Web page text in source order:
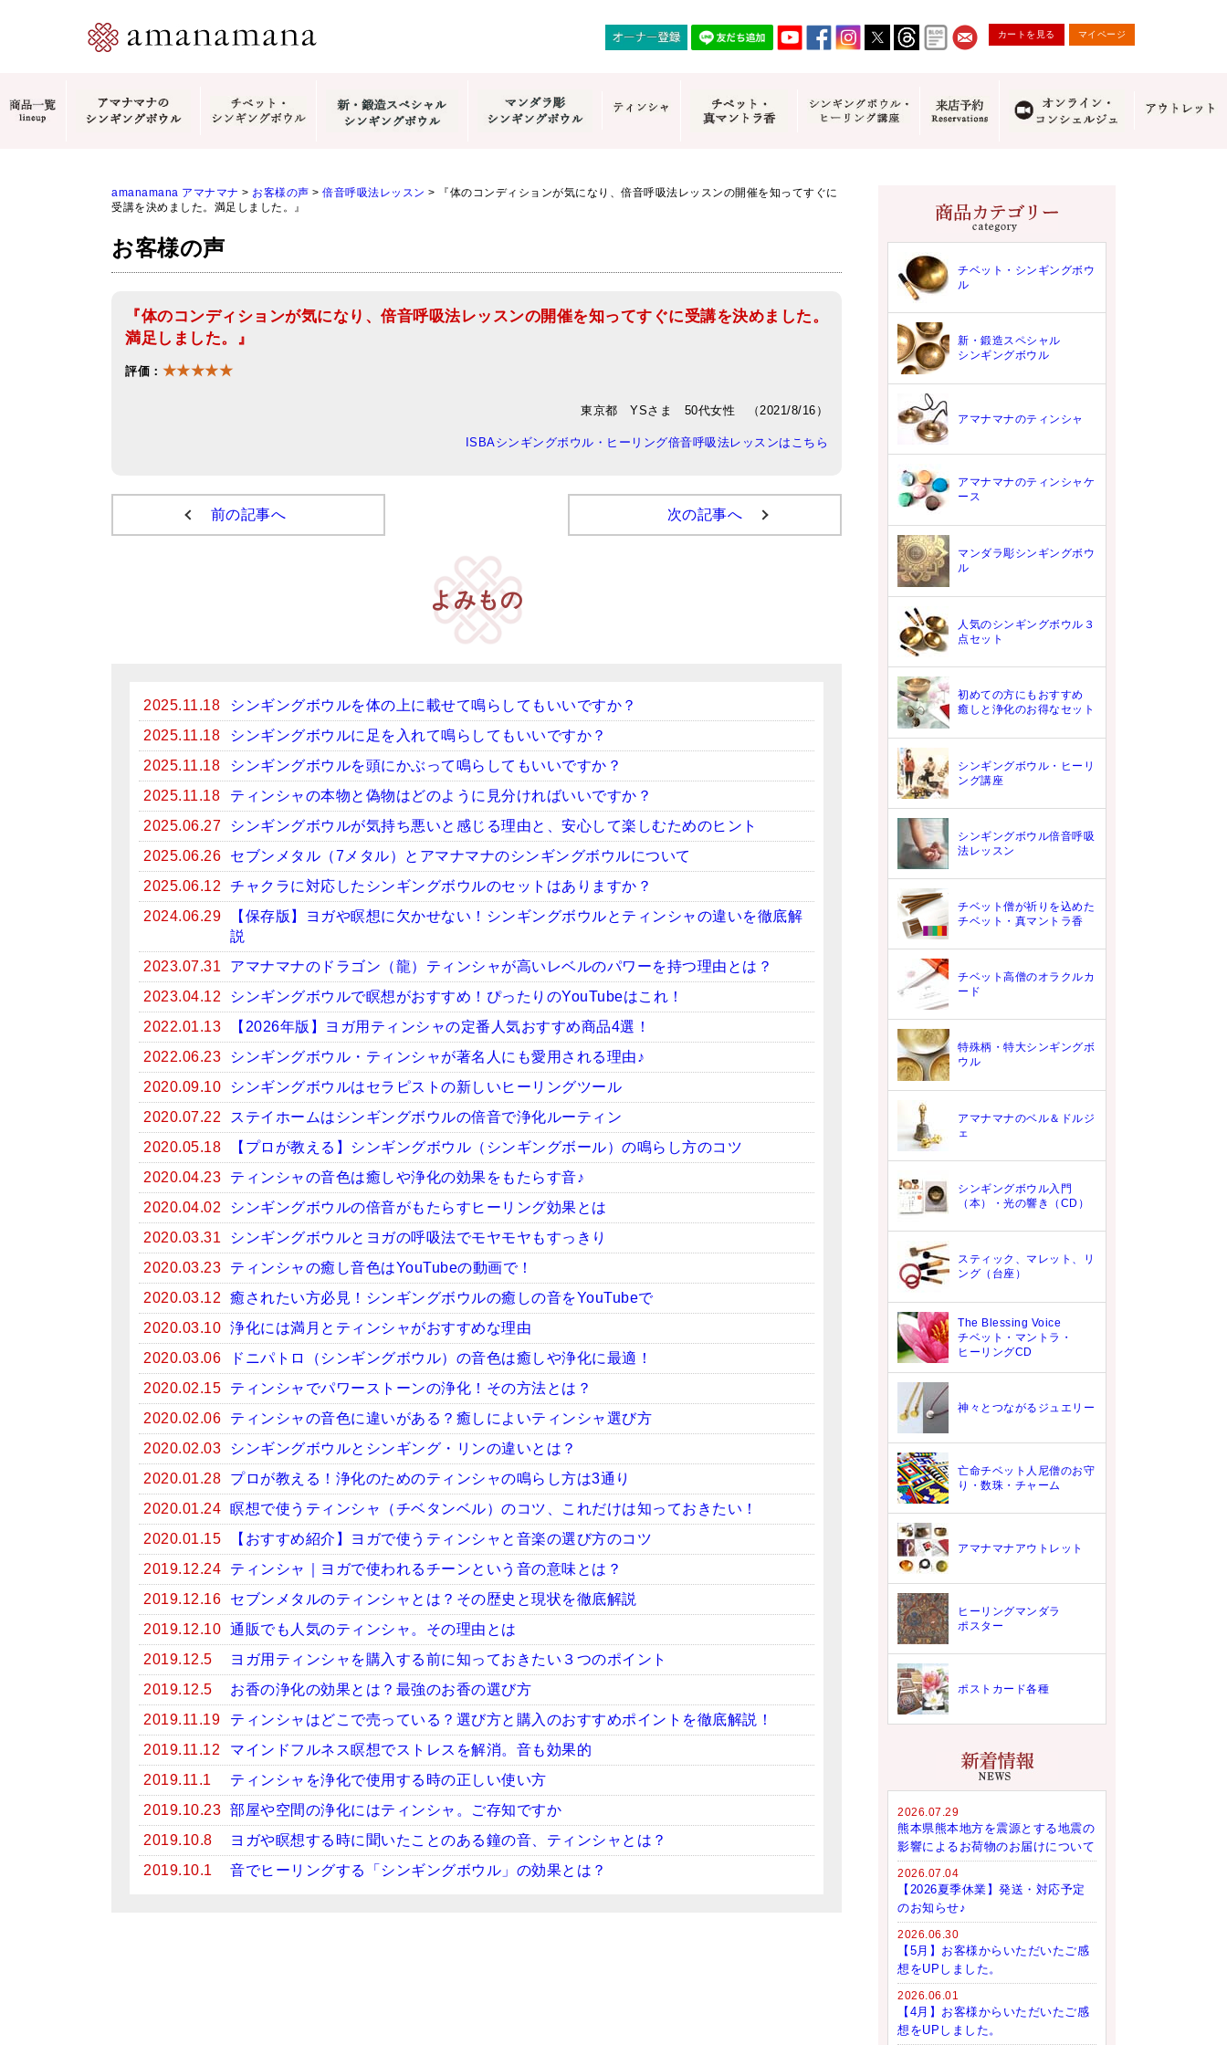
カートを見る マイページ
amanamana アマナマナ > お客様の声 > 倍音呼吸法レッスン >
『体のコンディションが気になり、倍音呼吸法レッスンの開催を知ってすぐに
受講を決めました。満足しました。』
お客様の声
『体のコンディションが気になり、倍音呼吸法レッスンの開催を知ってすぐに受講を決めました。
満足しました。』
評価： ★★★★★
東京都 YSさま 50代女性 （2021/8/16）
ISBAシンギングボウル・ヒーリング倍音呼吸法レッスンはこちら
前の記事へ 次の記事へ
よみもの
2025.11.18
シンギングボウルを体の上に載せて鳴らしてもいいですか？
2025.11.18
シンギングボウルに足を入れて鳴らしてもいいですか？
2025.11.18
シンギングボウルを頭にかぶって鳴らしてもいいですか？
2025.11.18
ティンシャの本物と偽物はどのように見分ければいいですか？
2025.06.27
シンギングボウルが気持ち悪いと感じる理由と、安心して楽しむためのヒント
2025.06.26
セブンメタル（7メタル）とアマナマナのシンギングボウルについて
2025.06.12
チャクラに対応したシンギングボウルのセットはありますか？
2024.06.29
【保存版】ヨガや瞑想に欠かせない！シンギングボウルとティンシャの違いを徹底解
説
2023.07.31
アマナマナのドラゴン（龍）ティンシャが高いレベルのパワーを持つ理由とは？
2023.04.12
シンギングボウルで瞑想がおすすめ！ぴったりのYouTubeはこれ！
2022.01.13
【2026年版】ヨガ用ティンシャの定番人気おすすめ商品4選！
2022.06.23
シンギングボウル・ティンシャが著名人にも愛用される理由♪
2020.09.10
シンギングボウルはセラピストの新しいヒーリングツール
2020.07.22
ステイホームはシンギングボウルの倍音で浄化ルーティン
2020.05.18
【プロが教える】シンギングボウル（シンギングボール）の鳴らし方のコツ
2020.04.23
ティンシャの音色は癒しや浄化の効果をもたらす音♪
2020.04.02
シンギングボウルの倍音がもたらすヒーリング効果とは
2020.03.31
シンギングボウルとヨガの呼吸法でモヤモヤもすっきり
2020.03.23
ティンシャの癒し音色はYouTubeの動画で！
2020.03.12
癒されたい方必見！シンギングボウルの癒しの音をYouTubeで
2020.03.10 浄化には満月とティンシャがおすすめな理由
2020.03.06
ドニパトロ（シンギングボウル）の音色は癒しや浄化に最適！
2020.02.15
ティンシャでパワーストーンの浄化！その方法とは？
2020.02.06
ティンシャの音色に違いがある？癒しによいティンシャ選び方
2020.02.03
シンギングボウルとシンギング・リンの違いとは？
2020.01.28
プロが教える！浄化のためのティンシャの鳴らし方は3通り
2020.01.24 瞑想で使うティンシャ（チベタンベル）のコツ、これだけは知っておきたい！
2020.01.15
【おすすめ紹介】ヨガで使うティンシャと音楽の選び方のコツ
2019.12.24
ティンシャ｜ヨガで使われるチーンという音の意味とは？
2019.12.16
セブンメタルのティンシャとは？その歴史と現状を徹底解説
2019.12.10 通販でも人気のティンシャ。その理由とは
2019.12.5
ヨガ用ティンシャを購入する前に知っておきたい３つのポイント
2019.12.5
お香の浄化の効果とは？最強のお香の選び方
2019.11.19
ティンシャはどこで売っている？選び方と購入のおすすめポイントを徹底解説！
2019.11.12
マインドフルネス瞑想でストレスを解消。音も効果的
2019.11.1
ティンシャを浄化で使用する時の正しい使い方
2019.10.23 部屋や空間の浄化にはティンシャ。ご存知ですか
2019.10.8
ヨガや瞑想する時に聞いたことのある鐘の音、ティンシャとは？
2019.10.1
音でヒーリングする「シンギングボウル」の効果とは？
チベット・シンギングボウ
ル
新・鍛造スペシャル
シンギングボウル
アマナマナのティンシャ
アマナマナのティンシャケ
ース
マンダラ彫シンギングボウ
ル
人気のシンギングボウル３
点セット
初めての方にもおすすめ
癒しと浄化のお得なセット
シンギングボウル・ヒーリ
ング講座
シンギングボウル倍音呼吸
法レッスン
チベット僧が祈りを込めた
チベット・真マントラ香
チベット高僧のオラクルカ
ード
特殊柄・特大シンギングボ
ウル
アマナマナのベル＆ドルジ
ェ
シンギングボウル入門
（本）・光の響き（CD）
スティック、マレット、リ
ング（台座）
The Blessing Voice
チベット・マントラ・
ヒーリングCD
神々とつながるジュエリー
亡命チベット人尼僧のお守
り・数珠・チャーム
アマナマナアウトレット
ヒーリングマンダラ
ポスター
ポストカード各種
2026.07.29
熊本県熊本地方を震源とする地震の
影響によるお荷物のお届けについて
2026.07.04
【2026夏季休業】発送・対応予定
のお知らせ♪
2026.06.30
【5月】お客様からいただいたご感
想をUPしました。
2026.06.01
【4月】お客様からいただいたご感
想をUPしました。